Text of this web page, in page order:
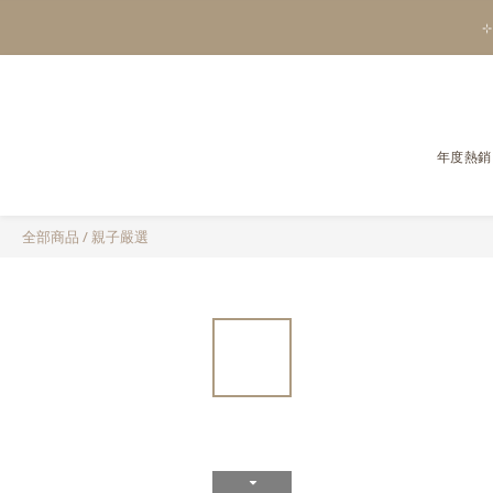
⊹
年度熱銷
全部商品 / 親子嚴選